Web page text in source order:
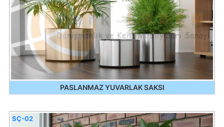
PASLANMAZ YUVARLAK SAKSI
SÇ-02